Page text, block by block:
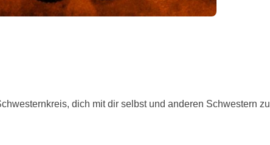
dich mit dir selbst und anderen Schwestern zu